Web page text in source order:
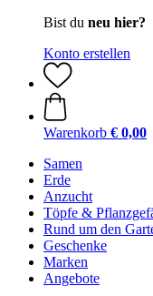
Bist du neu hier?
Konto erstellen
Warenkorb € 0,00
Samen
Erde
Anzucht
Töpfe &
Rund um den
Geschenke
Marken
Angebote